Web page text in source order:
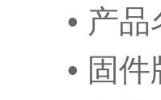
• 产
• 固